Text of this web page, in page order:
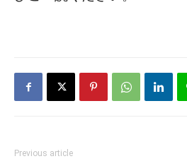
Previous article